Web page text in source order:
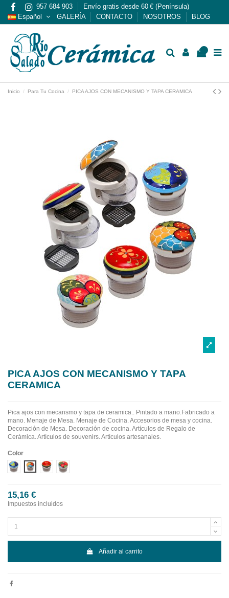
957 684 903
Envío gratis desde 60 € (Península)
Español
GALERÍA CONTACTO NOSOTROS BLOG
Inicio Para Tu Cocina PICA AJOS CON MECANISMO Y TAPA CERAMICA
PICA AJOS CON MECANISMO Y TAPA
CERAMICA
Pica ajos con mecansmo y tapa de ceramica.. Pintado a mano.Fabricado a
mano. Menaje de Mesa. Menaje de Cocina. Accesorios de mesa y cocina.
Decoración de Mesa. Decoración de cocina. Artículos de Regalo de
Cerámica. Artículos de souvenirs. Artículos artesanales.
Color
Diseño 1Diseño 2Diseño 3Diseño 4
15,16 €
Impuestos incluidos
Añadir al carrito